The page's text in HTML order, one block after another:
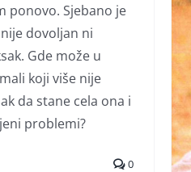
ponovo. Sjebano je
dovoljan ni
Gde može u
koji više nije
da stane cela ona i
problemi?
0